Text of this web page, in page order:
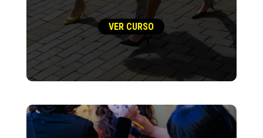
VER CURSO